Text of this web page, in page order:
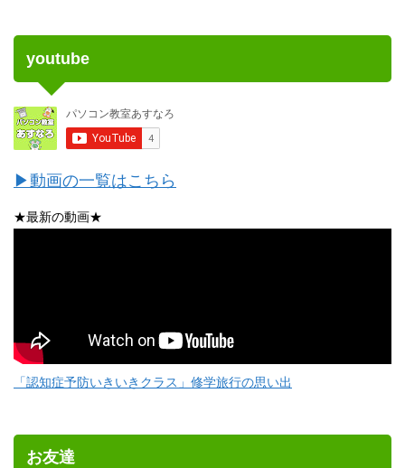
youtube
▶動画の一覧はこちら
★最新の動画★
「認知症予防いきいきクラス」修学旅行の思い出
お友達